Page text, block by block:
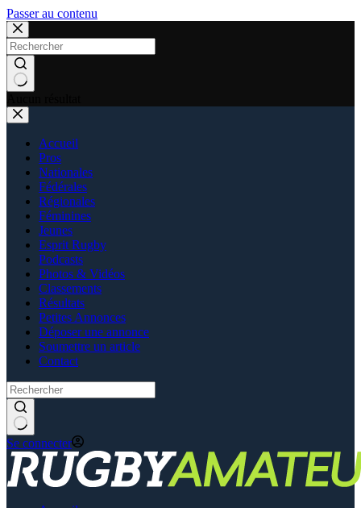
Passer au contenu
Accueil
Pros
Nationales
Fédérales
Régionales
Féminines
Jeunes
Esprit Rugby
Podcasts
Photos & Vidéos
Classements
Résultats
Petites Annonces
Déposer une annonce
Soumettre un article
Contact
Se connecter